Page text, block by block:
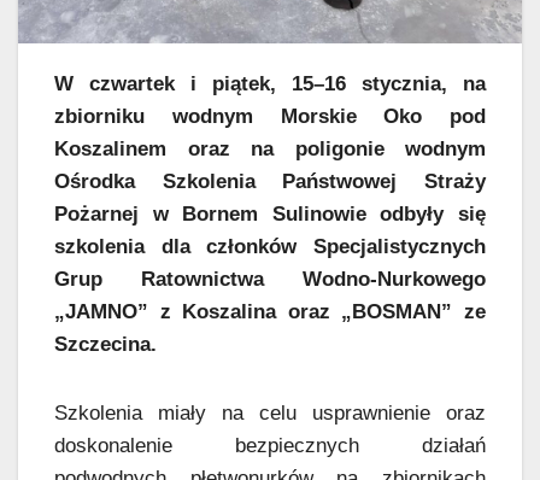
W czwartek i piątek, 15–16 stycznia, na
zbiorniku wodnym Morskie Oko pod
Koszalinem oraz na poligonie wodnym
Ośrodka Szkolenia Państwowej Straży
Pożarnej w Bornem Sulinowie odbyły się
szkolenia dla członków Specjalistycznych
Grup Ratownictwa Wodno-Nurkowego
„JAMNO” z Koszalina oraz „BOSMAN” ze
Szczecina.
Szkolenia miały na celu usprawnienie oraz
doskonalenie bezpiecznych działań